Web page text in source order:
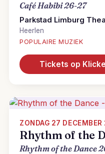
Café Habibi 26-27
Parkstad Limburg
Heerlen
POPULAIRE MUZIEK
Tickets op
ZONDAG 27
Rhythm of the
Rhythm of the Dance